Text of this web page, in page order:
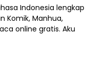
Indonesia lengkap
Komik, Manhua,
online gratis. Aku